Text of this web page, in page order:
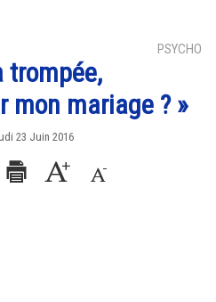
PSYCHO
trompée,
mon mariage ? »
23 Juin 2016